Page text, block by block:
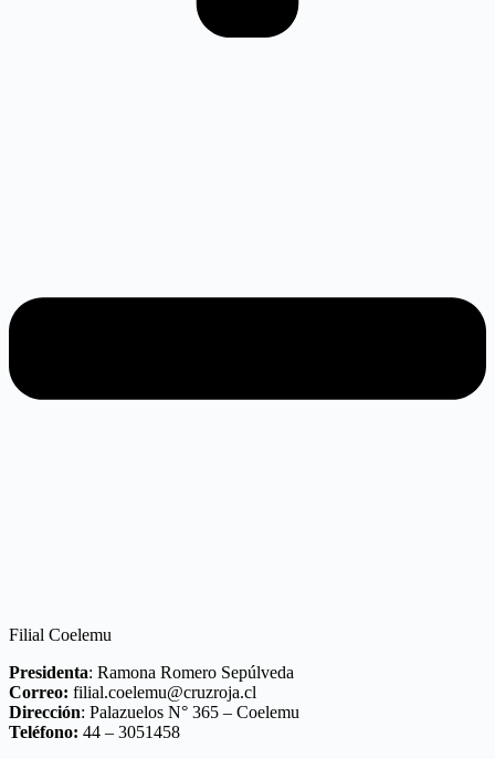
Filial Coelemu
Presidenta: Ramona Romero Sepúlveda
Correo: filial.coelemu@cruzroja.cl
Dirección: Palazuelos N° 365 – Coelemu
Teléfono: 44 – 3051458